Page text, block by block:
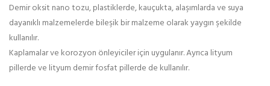
Demir oksit nano tozu, plastiklerde, kauçukta, alaşımlarda ve suya
dayanıklı malzemelerde bileşik bir malzeme olarak yaygın şekilde
kullanılır.
Kaplamalar ve korozyon önleyiciler için uygulanır. Ayrıca lityum
pillerde ve lityum demir fosfat pillerde de kullanılır.